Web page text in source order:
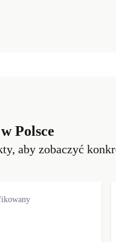
Polsce
aby zobaczyć